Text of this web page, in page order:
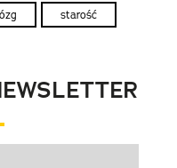
starość